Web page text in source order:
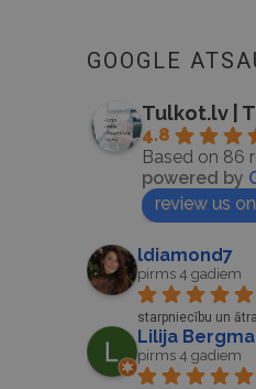
GOOGLE
Tulkot.lv |
4.8
Based on 86
powered by
review us on
ldiamond7
pirms 4 gadiem
starpniecību un
Lilija
pirms 4 gadiem